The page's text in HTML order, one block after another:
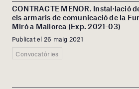
CONTRACTE MENOR. Instal·lació
els armaris de comunicació de la
Miró a Mallorca (Exp. 2021-03)
Publicat el 26 maig 2021
Convocatòries